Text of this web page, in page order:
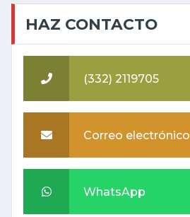
HAZ CONTACTO
(332) 2119705
Correo electrónico
WhatsApp